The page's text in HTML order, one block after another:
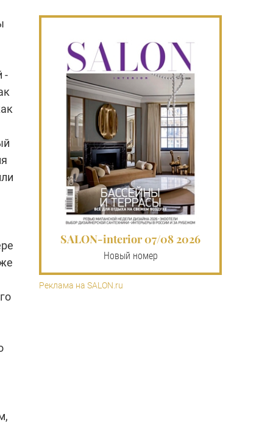
-
SALON-interior 07/08 2026
Новый номер
Реклама на SALON.ru